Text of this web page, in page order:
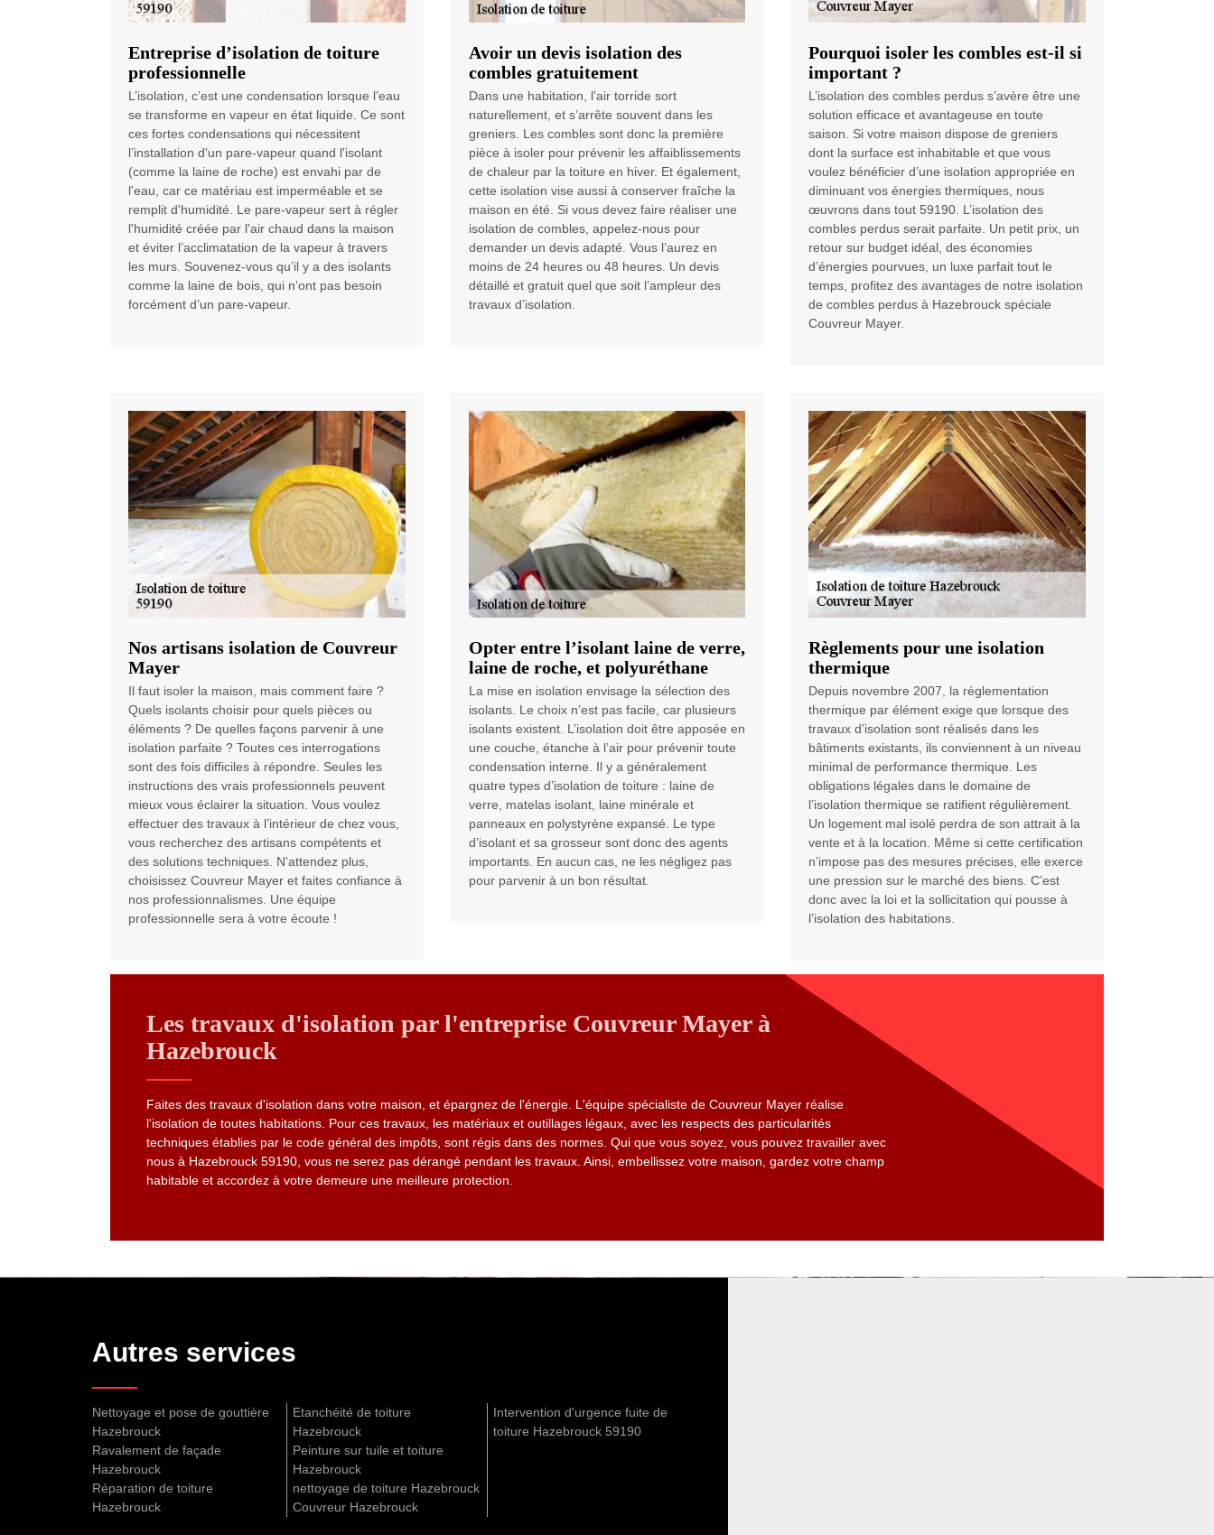
Entreprise d’isolation de toiture
professionnelle
L’isolation, c’est une condensation lorsque l’eau
se transforme en vapeur en état liquide. Ce sont
ces fortes condensations qui nécessitent
l’installation d'un pare-vapeur quand l'isolant
(comme la laine de roche) est envahi par de
l'eau, car ce matériau est imperméable et se
remplit d'humidité. Le pare-vapeur sert à régler
l'humidité créée par l'air chaud dans la maison
et éviter l’acclimatation de la vapeur à travers
les murs. Souvenez-vous qu’il y a des isolants
comme la laine de bois, qui n’ont pas besoin
forcément d’un pare-vapeur.
Avoir un devis isolation des
combles gratuitement
Dans une habitation, l’air torride sort
naturellement, et s’arrête souvent dans les
greniers. Les combles sont donc la première
pièce à isoler pour prévenir les affaiblissements
de chaleur par la toiture en hiver. Et également,
cette isolation vise aussi à conserver fraîche la
maison en été. Si vous devez faire réaliser une
isolation de combles, appelez-nous pour
demander un devis adapté. Vous l’aurez en
moins de 24 heures ou 48 heures. Un devis
détaillé et gratuit quel que soit l’ampleur des
travaux d’isolation.
Pourquoi isoler les combles est-il si
important ?
L’isolation des combles perdus s’avère être une
solution efficace et avantageuse en toute
saison. Si votre maison dispose de greniers
dont la surface est inhabitable et que vous
voulez bénéficier d’une isolation appropriée en
diminuant vos énergies thermiques, nous
œuvrons dans tout 59190. L’isolation des
combles perdus serait parfaite. Un petit prix, un
retour sur budget idéal, des économies
d’énergies pourvues, un luxe parfait tout le
temps, profitez des avantages de notre isolation
de combles perdus à Hazebrouck spéciale
Couvreur Mayer.
Nos artisans isolation de Couvreur
Mayer
Il faut isoler la maison, mais comment faire ?
Quels isolants choisir pour quels pièces ou
éléments ? De quelles façons parvenir à une
isolation parfaite ? Toutes ces interrogations
sont des fois difficiles à répondre. Seules les
instructions des vrais professionnels peuvent
mieux vous éclairer la situation. Vous voulez
effectuer des travaux à l’intérieur de chez vous,
vous recherchez des artisans compétents et
des solutions techniques. N'attendez plus,
choisissez Couvreur Mayer et faites confiance à
nos professionnalismes. Une équipe
professionnelle sera à votre écoute !
Opter entre l’isolant laine de verre,
laine de roche, et polyuréthane
La mise en isolation envisage la sélection des
isolants. Le choix n’est pas facile, car plusieurs
isolants existent. L’isolation doit être apposée en
une couche, étanche à l’air pour prévenir toute
condensation interne. Il y a généralement
quatre types d’isolation de toiture : laine de
verre, matelas isolant, laine minérale et
panneaux en polystyrène expansé. Le type
d’isolant et sa grosseur sont donc des agents
importants. En aucun cas, ne les négligez pas
pour parvenir à un bon résultat.
Règlements pour une isolation
thermique
Depuis novembre 2007, la réglementation
thermique par élément exige que lorsque des
travaux d’isolation sont réalisés dans les
bâtiments existants, ils conviennent à un niveau
minimal de performance thermique. Les
obligations légales dans le domaine de
l’isolation thermique se ratifient régulièrement.
Un logement mal isolé perdra de son attrait à la
vente et à la location. Même si cette certification
n’impose pas des mesures précises, elle exerce
une pression sur le marché des biens. C’est
donc avec la loi et la sollicitation qui pousse à
l’isolation des habitations.
Les travaux d'isolation par l'entreprise Couvreur Mayer à
Hazebrouck
Faites des travaux d'isolation dans votre maison, et épargnez de l'énergie. L'équipe spécialiste de Couvreur Mayer réalise
l'isolation de toutes habitations. Pour ces travaux, les matériaux et outillages légaux, avec les respects des particularités
techniques établies par le code général des impôts, sont régis dans des normes. Qui que vous soyez, vous pouvez travailler avec
nous à Hazebrouck 59190, vous ne serez pas dérangé pendant les travaux. Ainsi, embellissez votre maison, gardez votre champ
habitable et accordez à votre demeure une meilleure protection.
Autres services
Nettoyage et pose de gouttière
Hazebrouck
Ravalement de façade
Hazebrouck
Réparation de toiture
Hazebrouck
Etanchéité de toiture
Hazebrouck
Peinture sur tuile et toiture
Hazebrouck
nettoyage de toiture Hazebrouck
Couvreur Hazebrouck
Intervention d'urgence fuite de
toiture Hazebrouck 59190